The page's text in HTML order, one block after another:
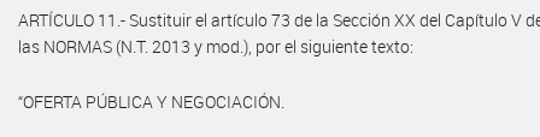
ARTÍCULO 11.- Sustituir el artículo 73 de la Sección XX del Capítulo V
las NORMAS (N.T. 2013 y mod.), por el siguiente texto:
“OFERTA PÚBLICA Y NEGOCIACIÓN.